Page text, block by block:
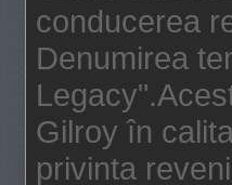
conducerea
Denumirea
Gilroy în
privinta